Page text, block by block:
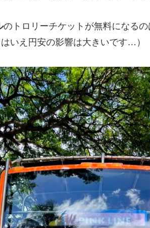
のトロリーチケットが無料になるの
はいえ円安の影響は大きいです…）